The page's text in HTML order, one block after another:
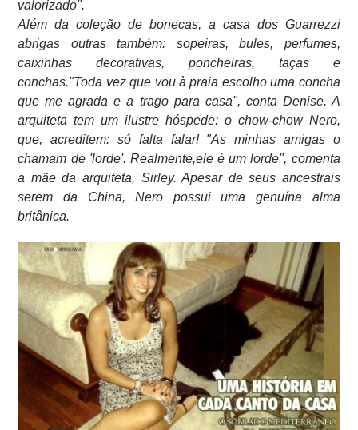
valorizado".
Além da coleção de bonecas, a casa dos Guarrezzi
abrigas outras também: sopeiras, bules, perfumes,
caixinhas decorativas, poncheiras, taças e
conchas."Toda vez que vou à praia escolho uma concha
que me agrada e a trago para casa", conta Denise. A
arquiteta tem um ilustre hóspede: o chow-chow Nero,
que, acreditem: só falta falar! "As minhas amigas o
chamam de 'lorde'. Realmente,ele é um lorde", comenta
a mãe da arquiteta, Sirley. Apesar de seus ancestrais
serem da China, Nero possui uma genuína alma
britânica.